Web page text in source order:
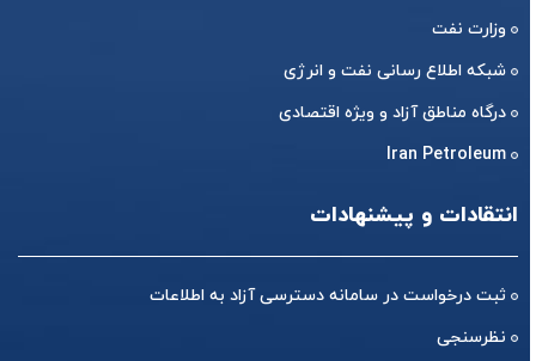
وزارت نفت
شبکه اطلاع رسانی نفت و انرژی
درگاه مناطق آزاد و ویژه اقتصادی
Iran Petroleum
انتقادات و پیشنهادات
ثبت درخواست در سامانه دسترسی آزاد به اطلاعات
نظرسنجی